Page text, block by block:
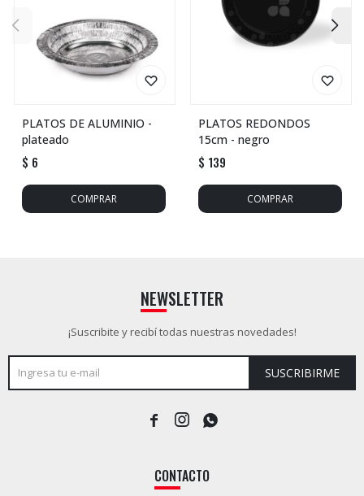
PLATOS DE ALUMINIO -
plateado
$ 6
PLATOS REDONDOS
15cm - negro
$ 139
CONTACTO
NEWSLETTER
¡Suscribite y recibí todas nuestras novedades!
SUSCRIBIRME
  